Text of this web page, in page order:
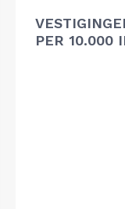
PER 10.000